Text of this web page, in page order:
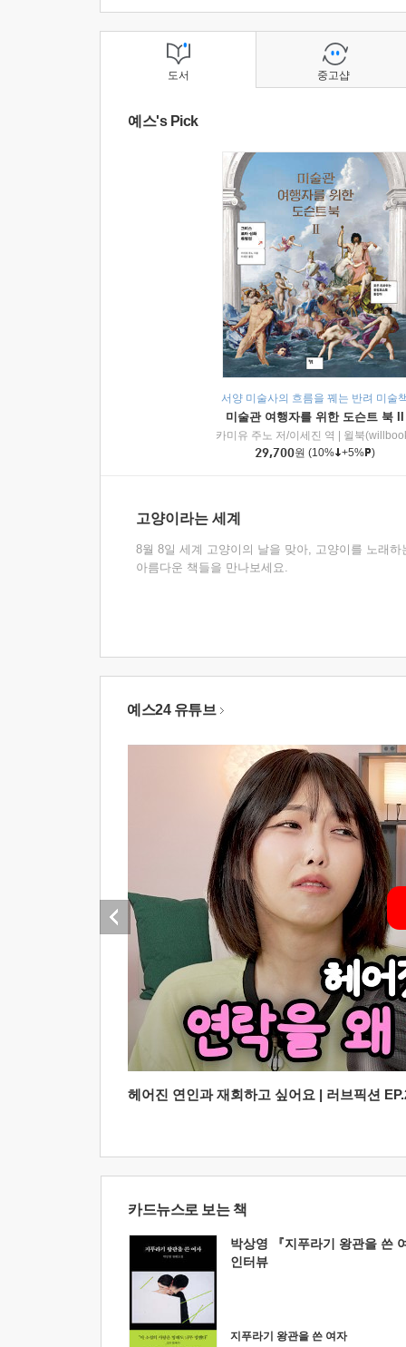
도서
예스's Pick
서양 미술사의 흐름을 꿰는 반려 미술
미술관 여행자를 위한 도슨트 북 II
카미유 주노 저/이세진 역
윌북
29,700원 (10% +5% )
고양이라는 세계
8월 8일 세계 고양이의 날을 맞아, 고양이를 노래하
아름다운 책들을 만나보세요.
중고샵
예스24 유튜브
헤어진 연인과 재회하고 싶어요 | 러브픽션
카드뉴스로 보는 책
박상영 『지푸라기 왕관을 쓴
인터뷰
지푸라기 왕관을 쓴 여자